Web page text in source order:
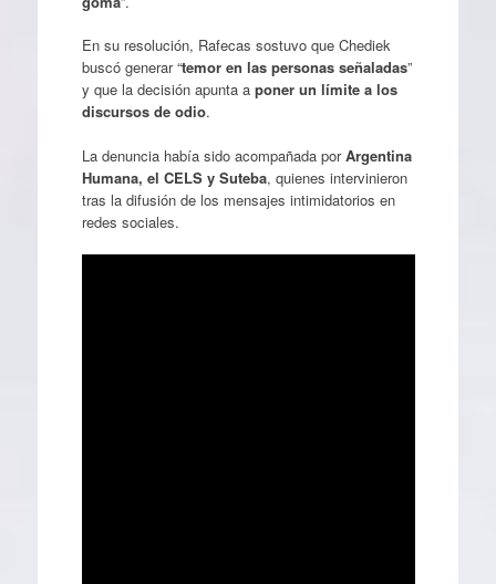
En su resolución, Rafecas sostuvo que Chediek
buscó generar “temor en las personas señaladas”
y que la decisión apunta a poner un límite a los
discursos de odio.
La denuncia había sido acompañada porArgentina
Humana, el CELS y Suteba, quienes intervinieron
tras la difusión de los mensajes intimidatorios en
redes sociales.